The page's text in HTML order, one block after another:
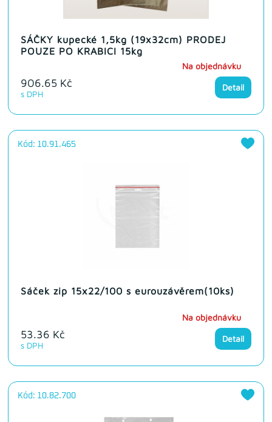
SÁČKY kupecké 1,5kg (19x32cm) PRODEJ
POUZE PO KRABICI 15kg
906.65 Kč
s DPH
Na objednávku
Detail
Kód: 10.91.465
Sáček zip 15x22/100 s eurouzávěrem(10ks)
53.36 Kč
s DPH
Na objednávku
Detail
Kód: 10.82.700